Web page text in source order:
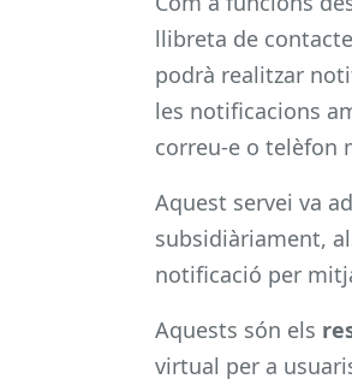
llibreta de
podrà realitzar
les notificacions
correu-e o telèfon
Aquest servei va
subsidiàriament,
notificació per
Aquests són els
virtual per a